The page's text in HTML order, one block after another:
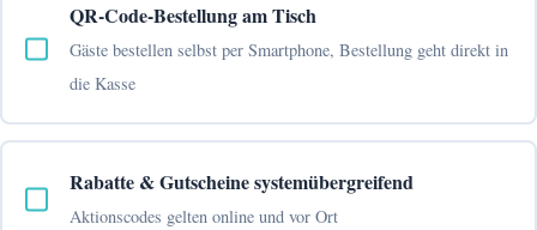
QR-Code-Bestellung am Tisch
Gäste bestellen selbst per Smartphone, Bestellung geht direkt in
die Kasse
Rabatte & Gutscheine systemübergreifend
Aktionscodes gelten online und vor Ort